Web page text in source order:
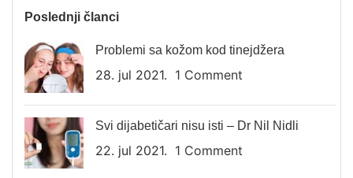
Poslednji članci
Problemi sa kožom kod tinejdžera
28. jul 2021. 1 Comment
Svi dijabetičari nisu isti – Dr Nil Nidli
22. jul 2021. 1 Comment